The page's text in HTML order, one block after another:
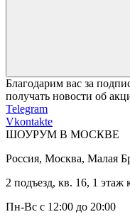
Благодарим вас за
получать новости об
Telegram
Vkontakte
ШОУРУМ В МОСКВЕ
Россия, Москва, Малая
2 подъезд, кв. 16, 1 этаж
Пн-Вс с 12:00 до 20:00